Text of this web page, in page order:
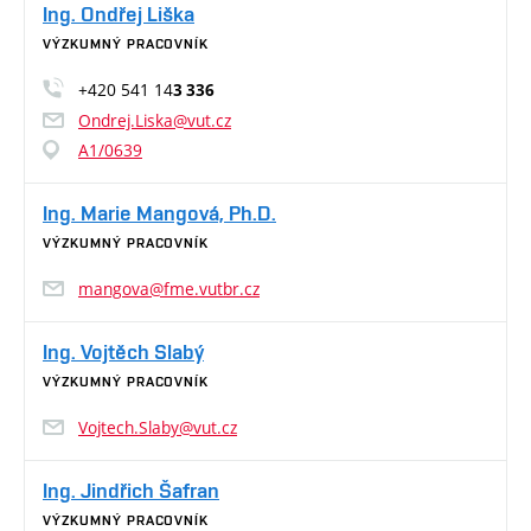
Ing. Ondřej Liška
VÝZKUMNÝ PRACOVNÍK
+420 541 143 336
Ondrej.Liska@vut.cz
A1/0639
Ing. Marie Mangová, Ph.D.
VÝZKUMNÝ PRACOVNÍK
mangova@fme.vutbr.cz
Ing. Vojtěch Slabý
VÝZKUMNÝ PRACOVNÍK
Vojtech.Slaby@vut.cz
Ing. Jindřich Šafran
VÝZKUMNÝ PRACOVNÍK